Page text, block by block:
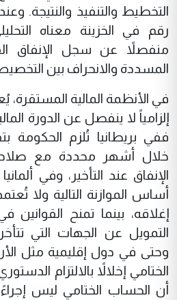
التخطيط والتنفيذ والنتيجة.
رقم في الخزينة معناه
منفصلاً عن سجل الإنفاق
المسددة والانحراف بين
في الأنظمة المالية المستقرة،
إلزامياً لا ينفصل عن الدورة
ففي بريطانيا تُلزم الحكومة
خلال أشهر محددة مع
الإنفاق عند التأخير، وفي
أساس الموازنة التالية ولا
إغلاقه، بينما تمنح
التمويل عن الجهات التي
وحتى في دول إقليمية مثل
الختامي إخلالاً بالالتزام
أن الحساب الختامي ليس إجراءً